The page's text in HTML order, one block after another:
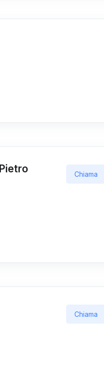
Chiama
Chiama